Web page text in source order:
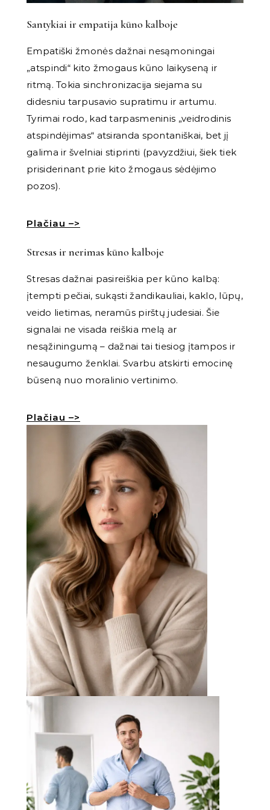
Santykiai ir empatija kūno kalboje
Empatiški žmonės dažnai nesąmoningai
„atspindi“ kito žmogaus kūno laikyseną ir
ritmą. Tokia sinchronizacija siejama su
didesniu tarpusavio supratimu ir artumu.
Tyrimai rodo, kad tarpasmeninis „veidrodinis
atspindėjimas“ atsiranda spontaniškai, bet jį
galima ir švelniai stiprinti (pavyzdžiui, šiek tiek
prisiderinant prie kito žmogaus sėdėjimo
pozos).
Plačiau –>
Stresas ir nerimas kūno kalboje
Stresas dažnai pasireiškia per kūno kalbą:
įtempti pečiai, sukąsti žandikauliai, kaklo, lūpų,
veido lietimas, neramūs pirštų judesiai. Šie
signalai ne visada reiškia melą ar
nesąžiningumą – dažnai tai tiesiog įtampos ir
nesaugumo ženklai. Svarbu atskirti emocinę
būseną nuo moralinio vertinimo.
Plačiau –>